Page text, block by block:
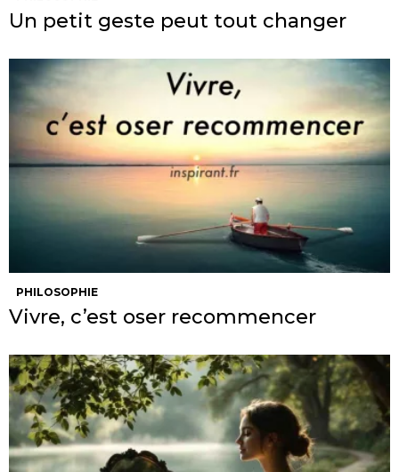
Un petit geste peut tout changer
PHILOSOPHIE
Vivre, c’est oser recommencer